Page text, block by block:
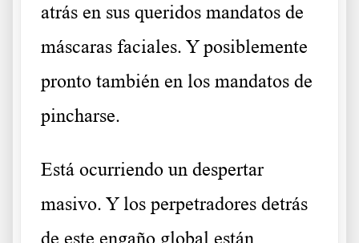
atrás en sus queridos mandatos de
máscaras faciales. Y posiblemente
pronto también en los mandatos de
pincharse.
Está ocurriendo un despertar
masivo. Y los perpetradores detrás
de este engaño global están